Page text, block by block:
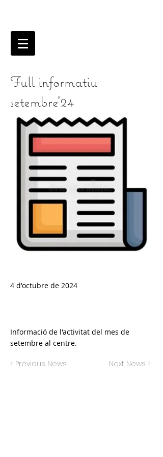
4 d'octubre de 2024
Informació de l'activitat del mes de
setembre al centre.
< Previous News Next News >
Full informatiu
setembre'24